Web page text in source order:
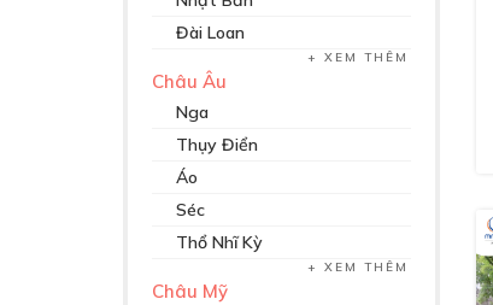
Đài Loan
XEM THÊM
Châu Âu
Nga
Thụy Điển
Áo
Séc
Thổ Nhĩ Kỳ
XEM THÊM
Châu Mỹ